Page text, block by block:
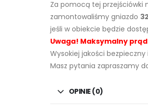
Za pomocą tej przejściówki
zamontowaliśmy gniazdo
jeśli w obiekcie będzie
Uwaga! Maksymalny
Wysokiej jakości
Masz pytania zapraszamy
OPINIE (0)